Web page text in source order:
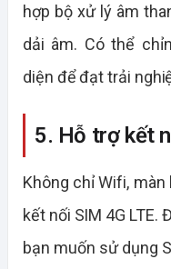
hợp bộ xử lý âm
dải âm. Có thể
diện để đạt trải
5. Hỗ trợ kết
Không chỉ Wifi,
kết nối SIM 4G
bạn muốn sử dụng